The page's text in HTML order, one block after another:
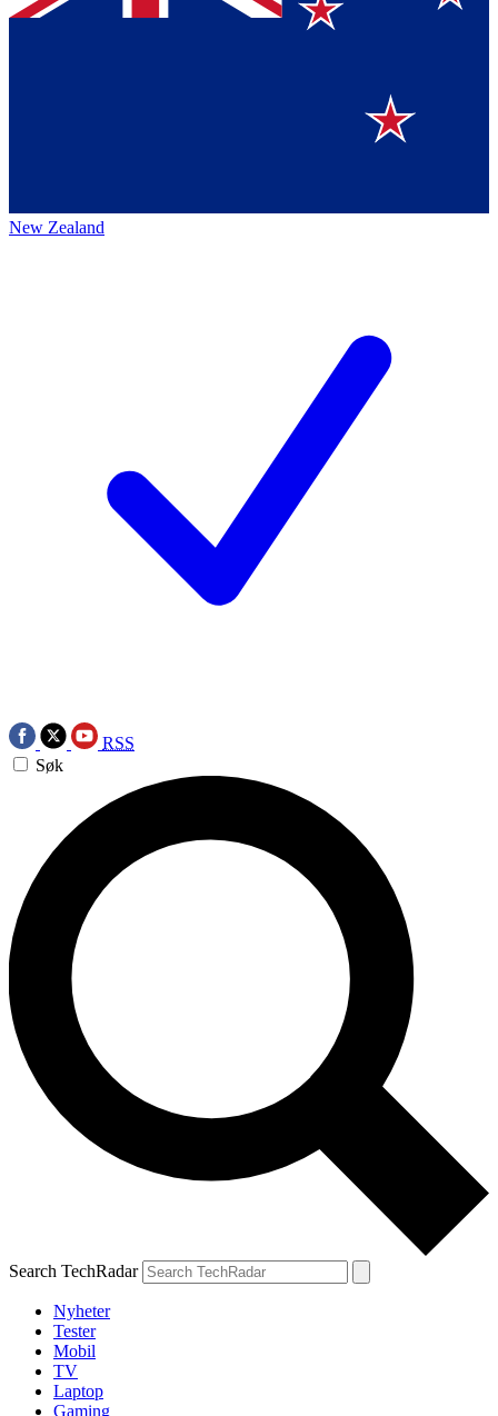
New Zealand
RSS
Søk
Search TechRadar
Nyheter
Tester
Mobil
TV
Laptop
Gaming